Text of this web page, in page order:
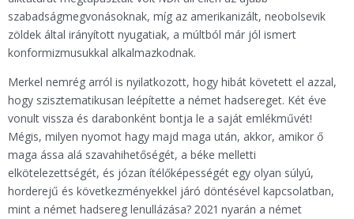
szabadságmegvonásoknak, míg az amerikanizált, neobolsevik
zöldek által irányított nyugatiak, a múltból már jól ismert
konformizmusukkal alkalmazkodnak.
Merkel nemrég arról is nyilatkozott, hogy hibát követett el azzal,
hogy szisztematikusan leépítette a német hadsereget. Két éve
vonult vissza és darabonként bontja le a saját emlékművét!
Mégis, milyen nyomot hagy majd maga után, akkor, amikor ő
maga ássa alá szavahihetőségét, a béke melletti
elkötelezettségét, és józan ítélőképességét egy olyan súlyú,
horderejű és következményekkel járó döntésével kapcsolatban,
mint a német hadsereg lenullázása? 2021 nyarán a német